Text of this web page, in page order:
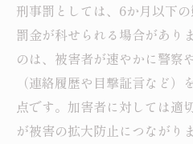
刑事罰としては、6か月以下
罰金が科せられる場合があり
のは、被害者が速やかに警察
（連絡履歴や目撃証言など）
点です。加害者に対しては適
が被害の拡大防止につながり